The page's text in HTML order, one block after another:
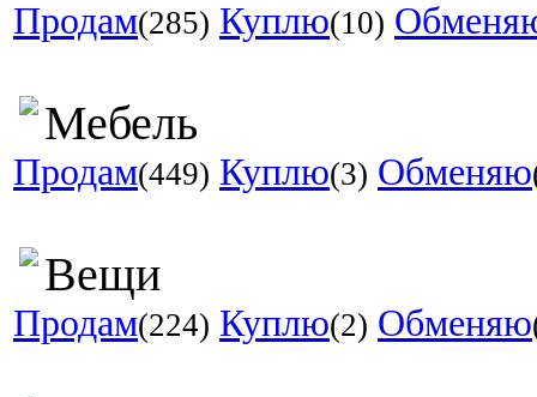
Продам(285) Куплю(10)
Мебель
Продам(449) Куплю(3) Обменяю
Вещи
Продам(224) Куплю(2) Обменяю